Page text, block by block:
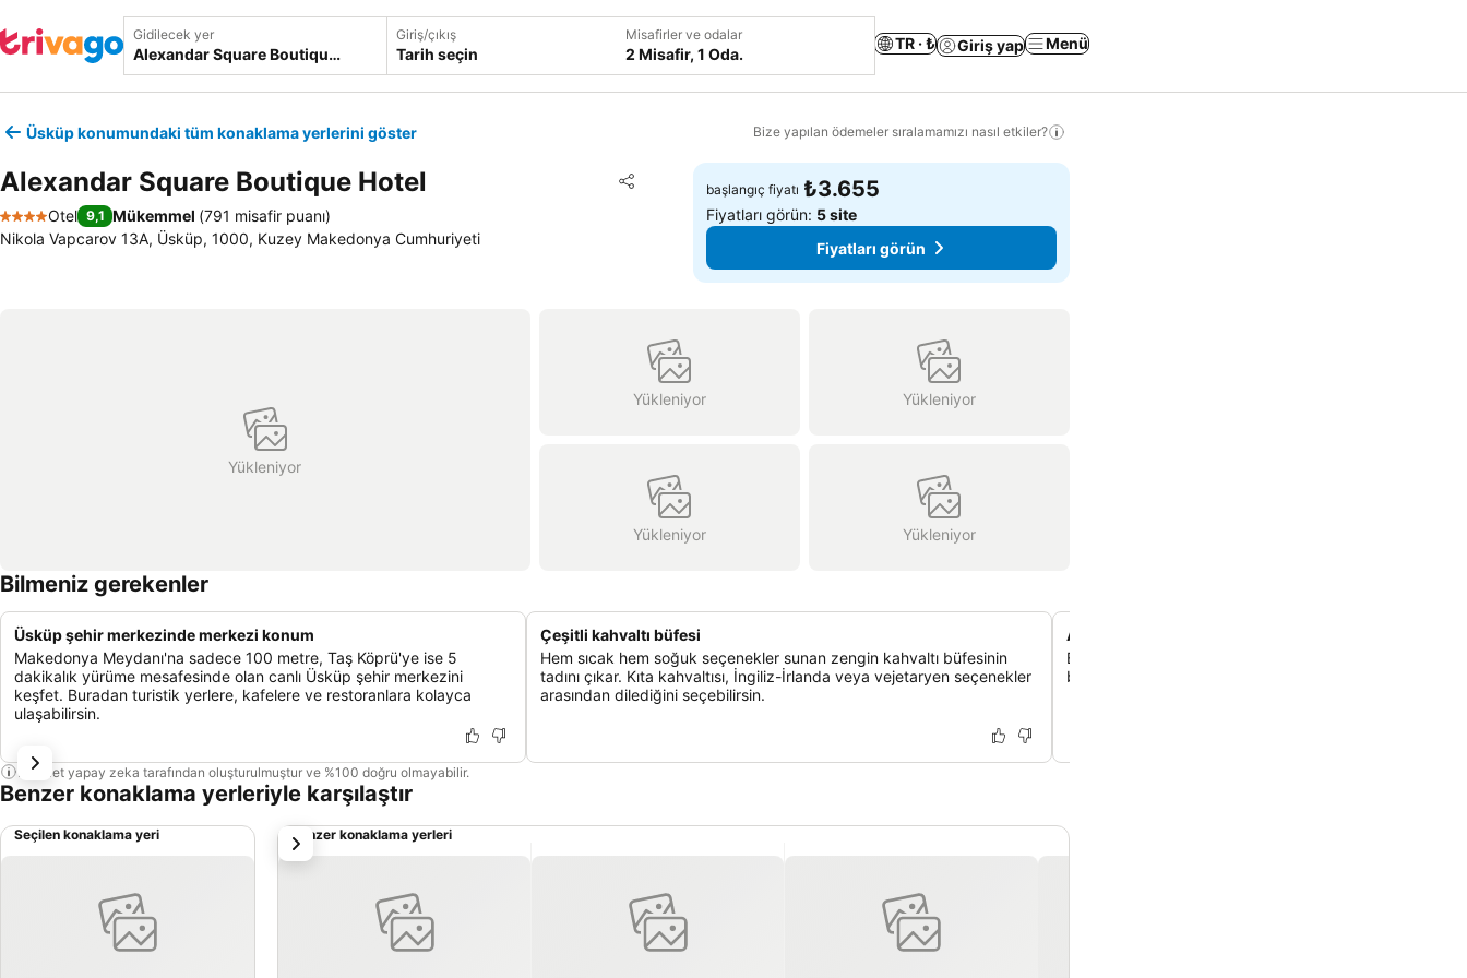
Gidilecek yer Giriş/çıkış
Tarih seçin
Misafirler ve odalar
2 Misafir, 1 Oda.
TR · ₺ Giriş yap Menü
Üsküp konumundaki tüm konaklama yerlerini göster Bize yapılan ödemeler sıralamamızı nasıl etkiler?
Alexandar Square Boutique Hotel Paylaş
Favorilerime ekle
4 Yıldız
Otel 9,1 Mükemmel (791 misafir puanı)
Nikola Vapcarov 13A, Üsküp, 1000, Kuzey Makedonya Cumhuriyeti
başlangıç fiyatı ₺3.655
Fiyatları görün: 5 site
Fiyatları görün
Yükleniyor
Yükleniyor Yükleniyor
Yükleniyor Yükleniyor
Bilmeniz gerekenler
Üsküp şehir merkezinde merkezi konum
Makedonya Meydanı'na sadece 100 metre, Taş Köprü'ye ise 5
dakikalık yürüme mesafesinde olan canlı Üsküp şehir merkezini
keşfet. Buradan turistik yerlere, kafelere ve restoranlara kolayca
ulaşabilirsin.
Çeşitli kahvaltı büfesi
Hem sıcak hem soğuk seçenekler sunan zengin kahvaltı büfesinin
tadını çıkar. Kıta kahvaltısı, İngiliz-İrlanda veya vejetaryen seçenekler
arasından dilediğini seçebilirsin.
Aile dostu olanaklar
Bebek karyolaları ve çocuk menüsü gibi aile dostu
bir atmosfer keşfet.
Bu özet yapay zeka tarafından oluşturulmuştur ve %100 doğru olmayabilir.
Benzer konaklama yerleriyle karşılaştır
Seçilen konaklama yeri Benzer konaklama yerleri
sonraki